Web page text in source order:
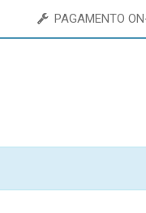
PAGAMENTO